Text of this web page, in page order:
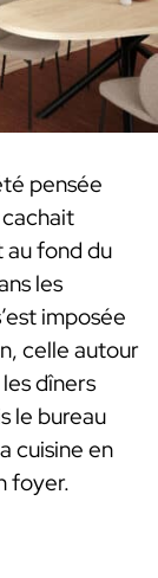
pensée
au fond du
les
imposée
celle autour
dîners
le bureau
cuisine en
foyer.